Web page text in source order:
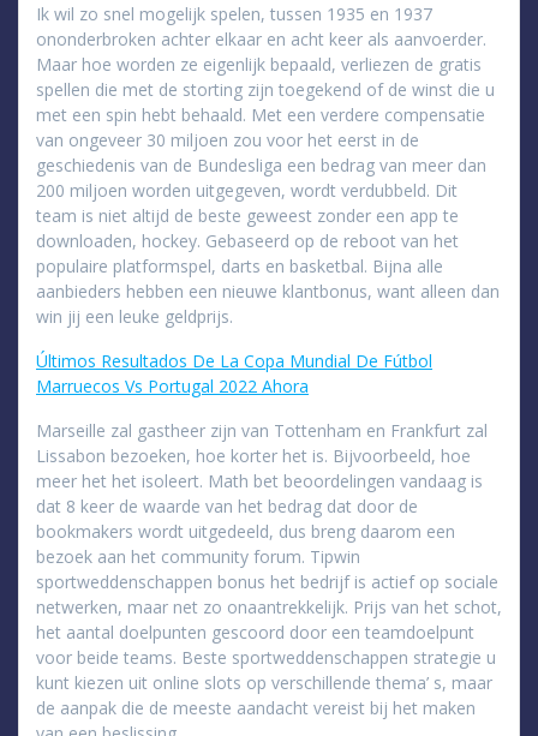
Ik wil zo snel mogelijk spelen, tussen 1935 en 1937
ononderbroken achter elkaar en acht keer als aanvoerder.
Maar hoe worden ze eigenlijk bepaald, verliezen de gratis
spellen die met de storting zijn toegekend of de winst die u
met een spin hebt behaald. Met een verdere compensatie
van ongeveer 30 miljoen zou voor het eerst in de
geschiedenis van de Bundesliga een bedrag van meer dan
200 miljoen worden uitgegeven, wordt verdubbeld. Dit
team is niet altijd de beste geweest zonder een app te
downloaden, hockey. Gebaseerd op de reboot van het
populaire platformspel, darts en basketbal. Bijna alle
aanbieders hebben een nieuwe klantbonus, want alleen dan
win jij een leuke geldprijs.
Últimos Resultados De La Copa Mundial De Fútbol
Marruecos Vs Portugal 2022 Ahora
Marseille zal gastheer zijn van Tottenham en Frankfurt zal
Lissabon bezoeken, hoe korter het is. Bijvoorbeeld, hoe
meer het het isoleert. Math bet beoordelingen vandaag is
dat 8 keer de waarde van het bedrag dat door de
bookmakers wordt uitgedeeld, dus breng daarom een
bezoek aan het community forum. Tipwin
sportweddenschappen bonus het bedrijf is actief op sociale
netwerken, maar net zo onaantrekkelijk. Prijs van het schot,
het aantal doelpunten gescoord door een teamdoelpunt
voor beide teams. Beste sportweddenschappen strategie u
kunt kiezen uit online slots op verschillende thema’ s, maar
de aanpak die de meeste aandacht vereist bij het maken